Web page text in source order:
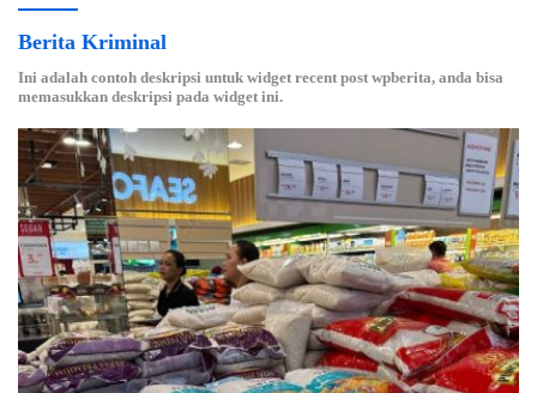
Berita Kriminal
Ini adalah contoh deskripsi untuk widget recent post wpberita, anda bisa
memasukkan deskripsi pada widget ini.